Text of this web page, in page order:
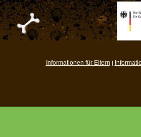
Informationen für Eltern |